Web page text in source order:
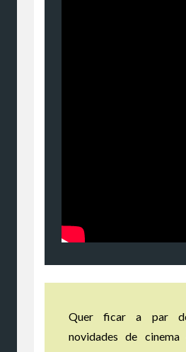
Quer ficar a par
novidades de cinema